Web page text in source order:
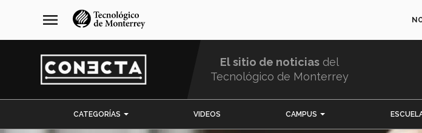
navegación
principal
menu
El sitio de noticias del
Tecnológico de Monterrey
CATEGORÍAS VIDEOS CAMPUS